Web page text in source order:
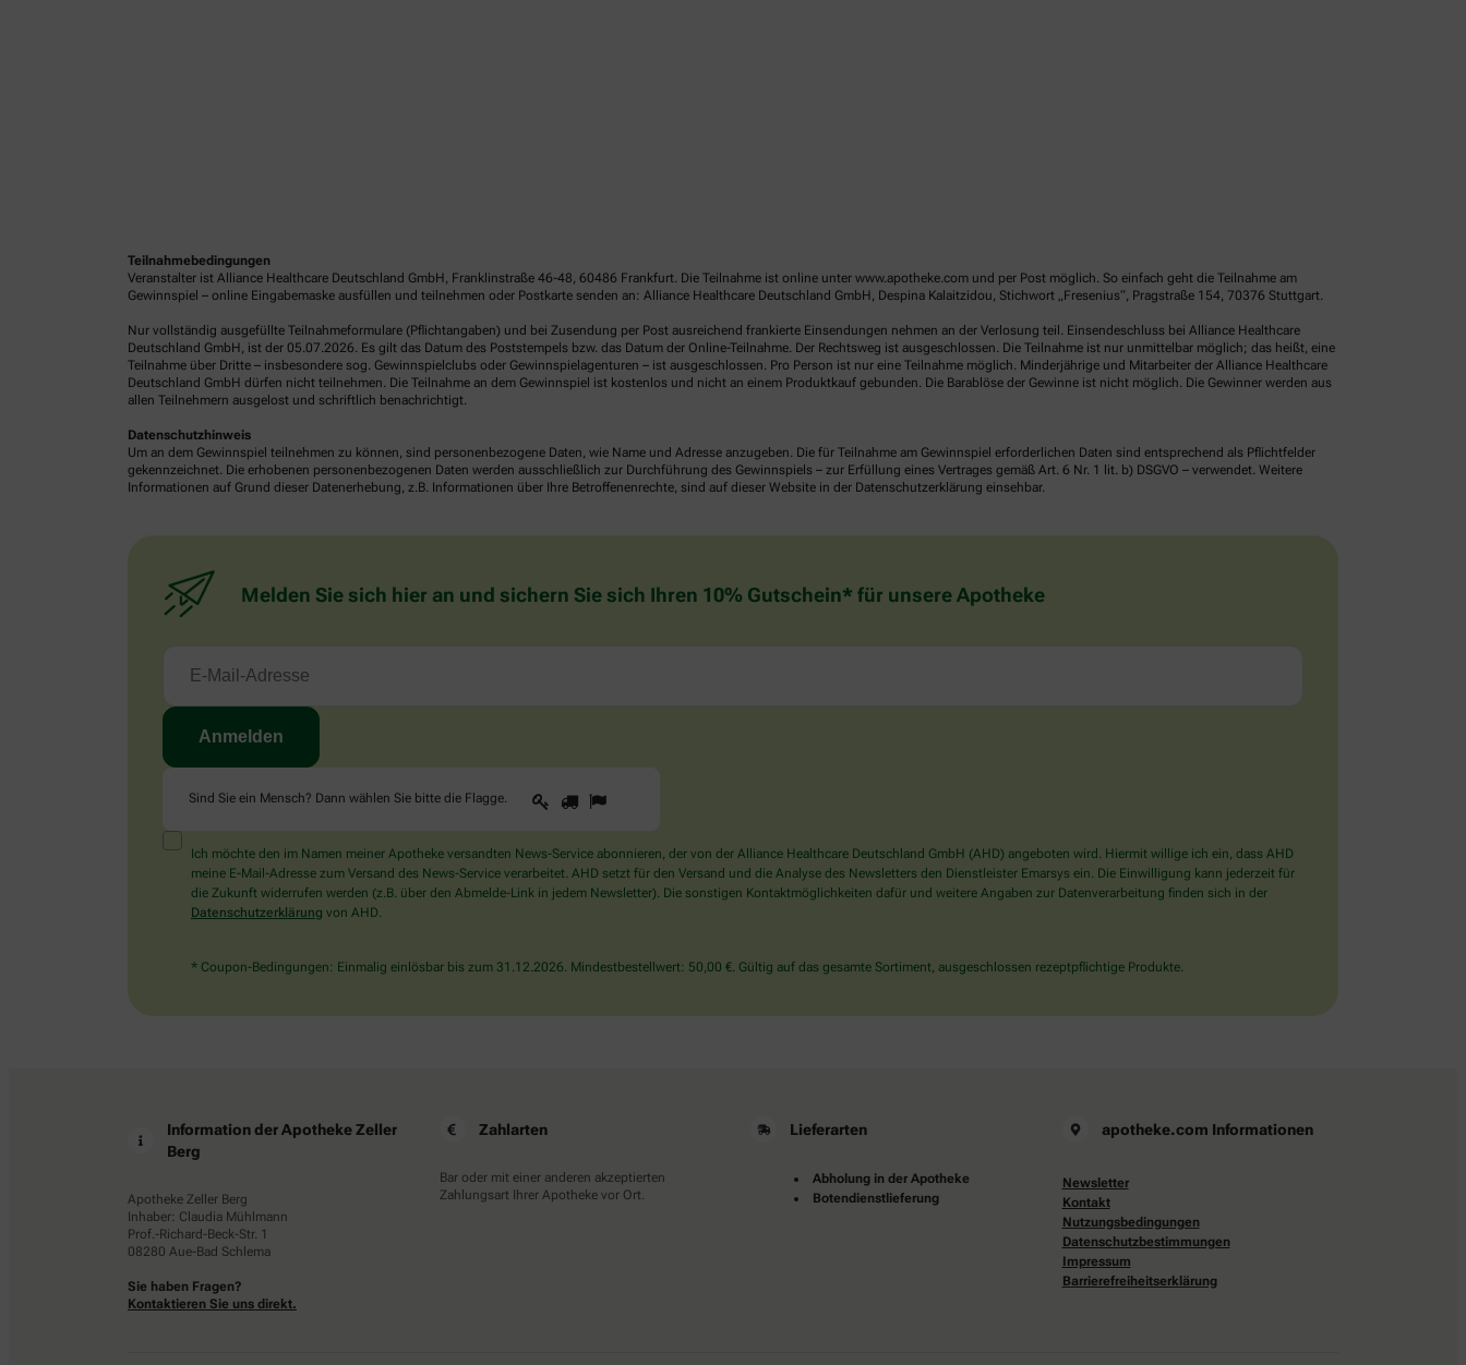
Teilnahmebedingungen
Veranstalter ist Alliance Healthcare Deutschland GmbH, Franklinstraße 46-48, 60486 Frankfurt. Die Teilnahme ist online unter www.apotheke.com und per Post möglich. So einfach geht die Teilnahme am
Gewinnspiel – online Eingabemaske ausfüllen und teilnehmen oder Postkarte senden an: Alliance Healthcare Deutschland GmbH, Despina Kalaitzidou, Stichwort „Fresenius“, Pragstraße 154, 70376 Stuttgart.
Nur vollständig ausgefüllte Teilnahmeformulare (Pflichtangaben) und bei Zusendung per Post ausreichend frankierte Einsendungen nehmen an der Verlosung teil. Einsendeschluss bei Alliance Healthcare
Deutschland GmbH, ist der 05.07.2026. Es gilt das Datum des Poststempels bzw. das Datum der Online-Teilnahme. Der Rechtsweg ist ausgeschlossen. Die Teilnahme ist nur unmittelbar möglich; das heißt, eine
Teilnahme über Dritte – insbesondere sog. Gewinnspielclubs oder Gewinnspielagenturen – ist ausgeschlossen. Pro Person ist nur eine Teilnahme möglich. Minderjährige und Mitarbeiter der Alliance Healthcare
Deutschland GmbH dürfen nicht teilnehmen. Die Teilnahme an dem Gewinnspiel ist kostenlos und nicht an einem Produktkauf gebunden. Die Barablöse der Gewinne ist nicht möglich. Die Gewinner werden aus
allen Teilnehmern ausgelost und schriftlich benachrichtigt.
Datenschutzhinweis
Um an dem Gewinnspiel teilnehmen zu können, sind personenbezogene Daten, wie Name und Adresse anzugeben. Die für Teilnahme am Gewinnspiel erforderlichen Daten sind entsprechend als Pflichtfelder
gekennzeichnet. Die erhobenen personenbezogenen Daten werden ausschließlich zur Durchführung des Gewinnspiels – zur Erfüllung eines Vertrages gemäß Art. 6 Nr. 1 lit. b) DSGVO – verwendet. Weitere
Informationen auf Grund dieser Datenerhebung, z.B. Informationen über Ihre Betroffenenrechte, sind auf dieser Website in der Datenschutzerklärung einsehbar.
Melden Sie sich hier an und sichern Sie sich Ihren 10% Gutschein* für unsere Apotheke
Sind Sie ein Mensch? Dann wählen Sie bitte die Flagge.
Sind
Sie
Mensch?
Dann
wählen
Flagge.
1 2
Ich möchte den im Namen meiner Apotheke versandten News-Service abonnieren, der von der Alliance Healthcare Deutschland GmbH (AHD) angeboten wird. Hiermit willige ich ein, dass AHD
meine E-Mail-Adresse zum Versand des News-Service verarbeitet. AHD setzt für den Versand und die Analyse des Newsletters den Dienstleister Emarsys ein. Die Einwilligung kann jederzeit für
die Zukunft widerrufen werden (z.B. über den Abmelde-Link in jedem Newsletter). Die sonstigen Kontaktmöglichkeiten dafür und weitere Angaben zur Datenverarbeitung finden sich in der
Datenschutzerklärung von AHD.
* Coupon-Bedingungen: Einmalig einlösbar bis zum 31.12.2026. Mindestbestellwert: 50,00 €. Gültig auf das gesamte Sortiment, ausgeschlossen rezeptpflichtige Produkte.
Information der Apotheke Zeller
Berg
Apotheke Zeller Berg
Inhaber: Claudia Mühlmann
Prof.-Richard-Beck-Str. 1
08280 Aue-Bad Schlema
Sie haben Fragen?
Kontaktieren Sie uns direkt.
Zahlarten
Bar oder mit einer anderen akzeptierten
Zahlungsart Ihrer Apotheke vor Ort.
Lieferarten
Abholung in der Apotheke
Botendienstlieferung
apotheke.com Informationen
Newsletter
Kontakt
Nutzungsbedingungen
Datenschutzbestimmungen
Impressum
Barrierefreiheitserklärung